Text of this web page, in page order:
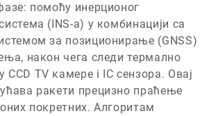
помоћу инерционог
(INS-a) у комбинацији са
за позиционирање (GNSS)
након чега следи термално
CCD TV камере i ICсензора. Овај
ракети прецизно праћење
покретних. Алгоритам